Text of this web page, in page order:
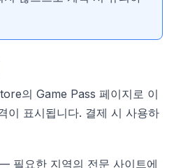
의 Game Pass 페이지로 이
이 표시됩니다. 결제 시 사용하
필요한 지역의 전문 사이트에